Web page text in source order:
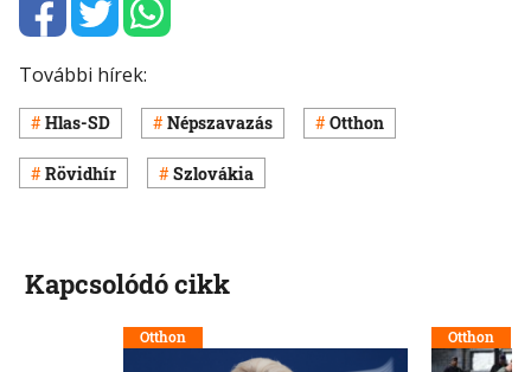
További hírek:
Hlas-SD Népszavazás Otthon
Rövidhír Szlovákia
Kapcsolódó cikk
Otthon Otthon